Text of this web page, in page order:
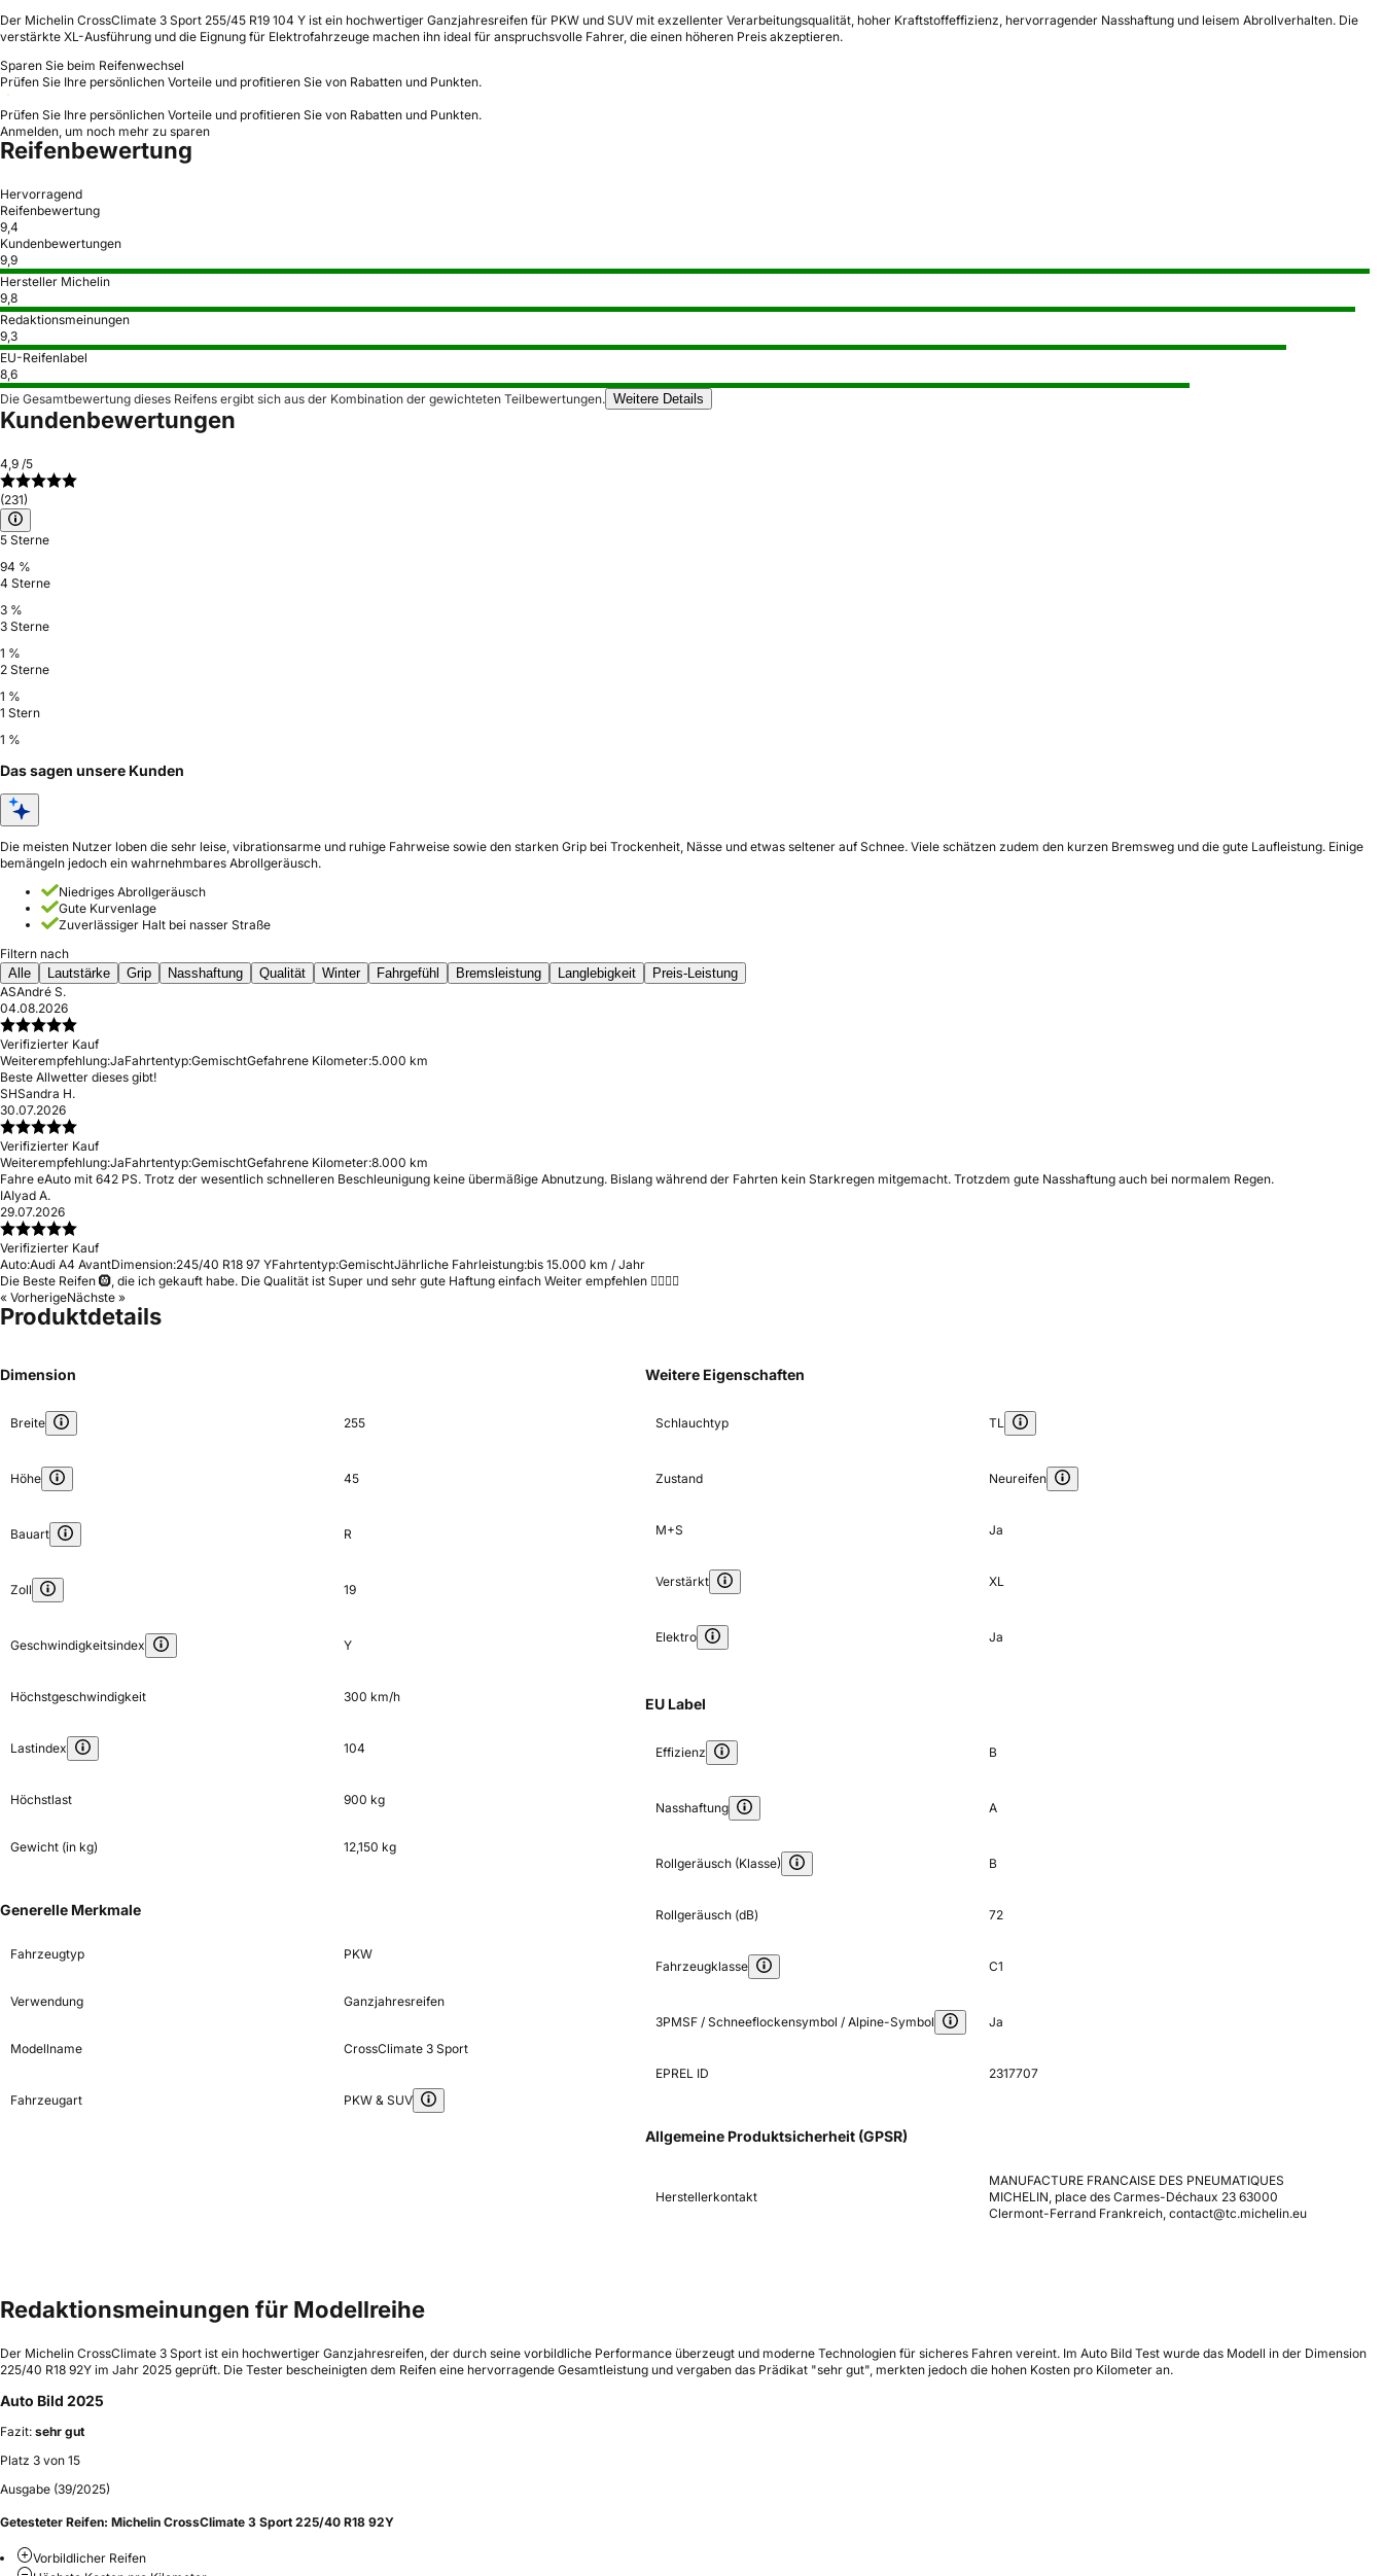
Der Michelin CrossClimate 3 Sport 255/45 R19 104 Y ist ein hochwertiger Ganzjahresreifen für PKW und SUV mit exzellenter Verarbeitungsqualität, hoher Kraftstoffeffizienz, hervorragender Nasshaftung und leisem Abrollverhalten. Die
verstärkte XL-Ausführung und die Eignung für Elektrofahrzeuge machen ihn ideal für anspruchsvolle Fahrer, die einen höheren Preis akzeptieren.
Sparen Sie beim Reifenwechsel
Prüfen Sie Ihre persönlichen Vorteile und profitieren Sie von Rabatten und Punkten.
Prüfen Sie Ihre persönlichen Vorteile und profitieren Sie von Rabatten und Punkten.
Anmelden, um noch mehr zu sparen
Reifenbewertung
Hervorragend
Reifenbewertung
9,4
Kundenbewertungen
9,9
Hersteller Michelin
9,8
Redaktionsmeinungen
9,3
EU-Reifenlabel
8,6
Die Gesamtbewertung dieses Reifens ergibt sich aus der Kombination der gewichteten Teilbewertungen. Weitere Details
Kundenbewertungen
4,9 /5
(231)
5 Sterne
94 %
4 Sterne
3 %
3 Sterne
1 %
2 Sterne
1 %
1 Stern
1 %
Das sagen unsere Kunden
Die meisten Nutzer loben die sehr leise, vibrationsarme und ruhige Fahrweise sowie den starken Grip bei Trockenheit, Nässe und etwas seltener auf Schnee. Viele schätzen zudem den kurzen Bremsweg und die gute Laufleistung. Einige
bemängeln jedoch ein wahrnehmbares Abrollgeräusch.
Niedriges Abrollgeräusch
Gute Kurvenlage
Zuverlässiger Halt bei nasser Straße
Filtern nach
Alle
Lautstärke Grip Nasshaftung Qualität Winter Fahrgefühl Bremsleistung Langlebigkeit
Preis-Leistung
ASAndré S.
04.08.2026
Verifizierter Kauf
Weiterempfehlung:JaFahrtentyp:GemischtGefahrene Kilometer:5.000 km
Beste Allwetter dieses gibt!
SHSandra H.
30.07.2026
Verifizierter Kauf
Weiterempfehlung:JaFahrtentyp:GemischtGefahrene Kilometer:8.000 km
Fahre eAuto mit 642 PS. Trotz der wesentlich schnelleren Beschleunigung keine übermäßige Abnutzung. Bislang während der Fahrten kein Starkregen mitgemacht. Trotzdem gute Nasshaftung auch bei normalem Regen.
IAIyad A.
29.07.2026
Verifizierter Kauf
Auto:Audi A4 AvantDimension:245/40 R18 97 YFahrtentyp:GemischtJährliche Fahrleistung:bis 15.000 km / Jahr
Die Beste Reifen 🛞, die ich gekauft habe. Die Qualität ist Super und sehr gute Haftung einfach Weiter empfehlen 👍🏻👍🏻
« VorherigeNächste »
Produktdetails
Dimension
Breite 255
Höhe 45
Bauart R
Zoll 19
Geschwindigkeitsindex Y
Höchstgeschwindigkeit 300 km/h
Lastindex 104
Höchstlast 900 kg
Gewicht (in kg) 12,150 kg
Generelle Merkmale
Fahrzeugtyp PKW
Verwendung Ganzjahresreifen
Modellname CrossClimate 3 Sport
Fahrzeugart PKW & SUV
Weitere Eigenschaften
Schlauchtyp TL
Zustand Neureifen
M+S Ja
Verstärkt XL
Elektro Ja
EU Label
Effizienz B
Nasshaftung A
Rollgeräusch (Klasse) B
Rollgeräusch (dB) 72
Fahrzeugklasse C1
3PMSF / Schneeflockensymbol / Alpine-Symbol Ja
EPREL ID 2317707
Allgemeine Produktsicherheit (GPSR)
Herstellerkontakt
MANUFACTURE FRANCAISE DES PNEUMATIQUES
MICHELIN, place des Carmes-Déchaux 23 63000
Clermont-Ferrand Frankreich, contact@tc.michelin.eu
Redaktionsmeinungen für Modellreihe
Der Michelin CrossClimate 3 Sport ist ein hochwertiger Ganzjahresreifen, der durch seine vorbildliche Performance überzeugt und moderne Technologien für sicheres Fahren vereint. Im Auto Bild Test wurde das Modell in der Dimension
225/40 R18 92Y im Jahr 2025 geprüft. Die Tester bescheinigten dem Reifen eine hervorragende Gesamtleistung und vergaben das Prädikat "sehr gut", merkten jedoch die hohen Kosten pro Kilometer an.
Auto Bild 2025
Fazit: sehr gut
Platz 3 von 15
Ausgabe (39/2025)
Getesteter Reifen: Michelin CrossClimate 3 Sport 225/40 R18 92Y
Vorbildlicher Reifen